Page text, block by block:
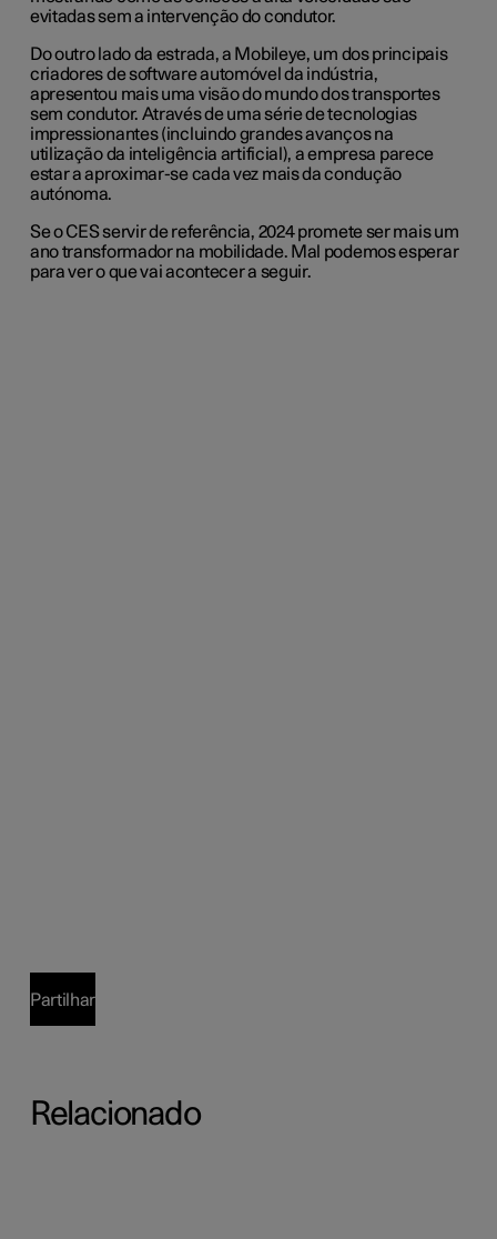
evitadas sem a intervenção do condutor.
Do outro lado da estrada, a Mobileye, um dos principais
criadores de software automóvel da indústria,
apresentou mais uma visão do mundo dos transportes
sem condutor. Através de uma série de tecnologias
impressionantes (incluindo grandes avanços na
utilização da inteligência artificial), a empresa parece
estar a aproximar-se cada vez mais da condução
autónoma.
Se o CES servir de referência, 2024 promete ser mais um
ano transformador na mobilidade. Mal podemos esperar
para ver o que vai acontecer a seguir.
Partilhar
Relacionado